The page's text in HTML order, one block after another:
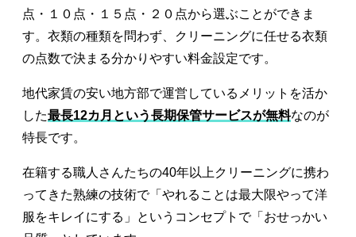
点・１０点・１５点・２０点から選ぶことができま
す。衣類の種類を問わず、クリーニングに任せる衣類
の点数で決まる分かりやすい料金設定です。
地代家賃の安い地方部で運営しているメリットを活か
した最長12カ月という長期保管サービスが無料なのが
特長です。
在籍する職人さんたちの40年以上クリーニングに携わ
ってきた熟練の技術で「やれることは最大限やって洋
服をキレイにする」というコンセプトで「おせっかい